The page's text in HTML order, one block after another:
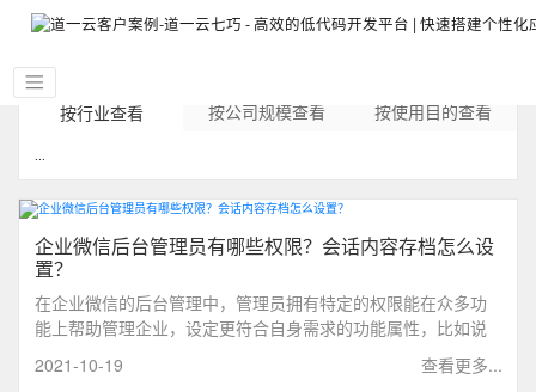
按行业查看 按公司规模查看 按使用目的查看
企业微信后台管理员有哪些权限？会话内容存档怎么设
置？
在企业微信的后台管理中，管理员拥有特定的权限能在众多功
能上帮助管理企业，设定更符合自身需求的功能属性，比如说
企业微信的【会话内容存档】功能，接下来我会从两个维度来
进行详细介绍企业微信管理员有哪些管理权限，分别是企业微
查看更多...
2021-10-19